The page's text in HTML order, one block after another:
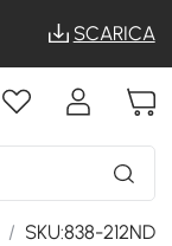
SCARICA
/ SKU:838-212ND